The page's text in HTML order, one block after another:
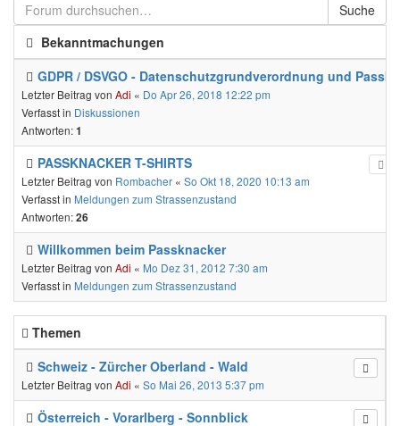
Suche
Bekanntmachungen
GDPR / DSVGO - Datenschutzgrundverordnung und
Letzter Beitrag von Adi « Do Apr 26, 2018 12:22 pm
Verfasst in Diskussionen
Antworten:1
PASSKNACKER T-SHIRTS
Letzter Beitrag von Rombacher « So Okt 18, 2020 10:13 am
Verfasst in Meldungen zum Strassenzustand
Antworten:26
Willkommen beim Passknacker
Letzter Beitrag von Adi « Mo Dez 31, 2012 7:30 am
Verfasst in Meldungen zum Strassenzustand
Themen
Schweiz - Zürcher Oberland - Wald
Letzter Beitrag von Adi « So Mai 26, 2013 5:37 pm
Österreich - Vorarlberg - Sonnblick